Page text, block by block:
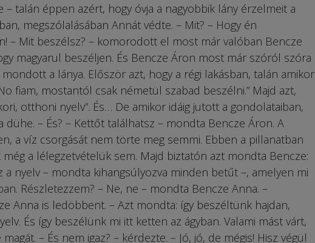
– talán éppen azért, hogy óvja a nagyobbik lány érzelmeit a
megszólalásában Annát védte. – Mit? – Hogy én
– Mit beszélsz? – komorodott el most már valóban Bencze
magyarul beszéljen. És Bencze Áron most már szóról szóra
a lánya. Először azt, hogy a régi lakásban, talán amikor
fiam, mostantól csak németül szabad beszélni.” Majd azt,
otthoni nyelv”. És… De amikor idáig jutott a gondolataiban,
– És? – Kettőt találhatsz – mondta Bencze Áron. A
a víz csorgását nem törte meg semmi. Ebben a pillanatban
a lélegzetvételük sem. Majd biztatón azt mondta Bencze:
a nyelv – mondta kihangsúlyozva minden betűt –, amelyen mi
Részletezzem? – Ne, ne – mondta Bencze Anna. –
Anna is ledöbbent. – Azt mondta: így beszéltünk hajdan,
És így beszélünk mi itt ketten az ágyban. Valami mást várt,
– És nem igaz? – kérdezte. – Jó, jó, de mégis! Hisz végül